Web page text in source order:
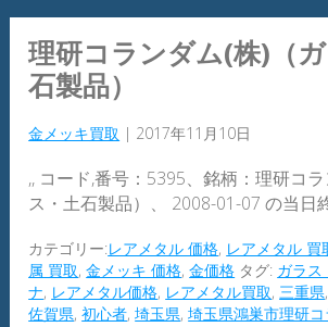
理研コランダム(株)（
石製品）
金メッキ買取 | 2017年11月10日
,, コード,番号：5395、銘柄：理研コ
ス・土石製品）、 2008-01-07 の当日
カテゴリー:レアメタル 価格, レアメタル 買
属 買取,金メッキ 価格,金価格 タグ: ガラス
ナ, レアメタル価格, レアメタル買取,三重県
佐賀県,初心者,埼玉県,埼玉県鴻巣市理研